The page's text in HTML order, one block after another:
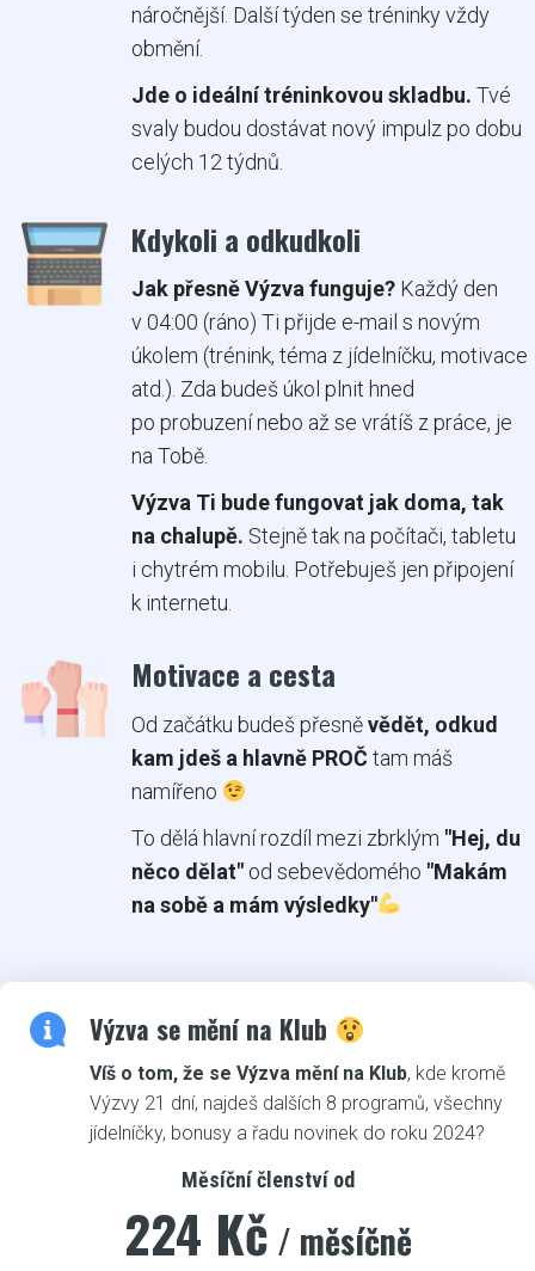
náročnější. Další týden se tréninky vždy
obmění.
Jde o ideální tréninkovou skladbu. Tvé
svaly budou dostávat nový impulz po dobu
celých 12 týdnů.
Kdykoli a odkudkoli
Jak přesně Výzva funguje?Každý den
v 04:00 (ráno) Ti přijde e-mail s novým
úkolem (trénink, téma z jídelníčku, motivace
atd.). Zda budeš úkol plnit hned
po probuzení nebo až se vrátíš z práce, je
na Tobě.
Výzva Ti bude fungovat jak doma, tak
na chalupě. Stejně tak na počítači, tabletu
i chytrém mobilu. Potřebuješ jen připojení
k internetu.
Motivace a cesta
Od začátku budeš přesněvědět, odkud
kam jdeš a hlavně PROČ tam máš
namířeno
To dělá hlavní rozdíl mezi zbrklým "Hej, du
něco dělat"od sebevědomého "Makám
na sobě a mám výsledky"
Výzva se mění na Klub
Víš o tom, že se Výzva mění na Klub, kde kromě
Výzvy 21 dní, najdeš dalších 8 programů, všechny
jídelníčky, bonusy a řadu novinek do roku 2024?
Měsíční členství od
224 Kč / měsíčně